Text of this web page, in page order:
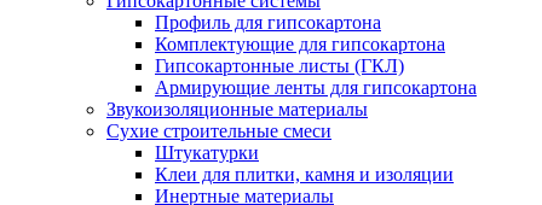
Профиль для гипсокартона
Комплектующие для гипсокартона
Гипсокартонные листы (ГКЛ)
Армирующие ленты для гипсокартона
Звукоизоляционные материалы
Сухие строительные смеси
Штукатурки
Клеи для плитки, камня и изоляции
Инертные материалы